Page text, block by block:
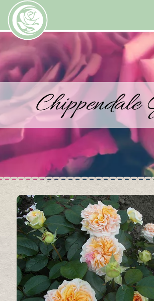
Chippendale